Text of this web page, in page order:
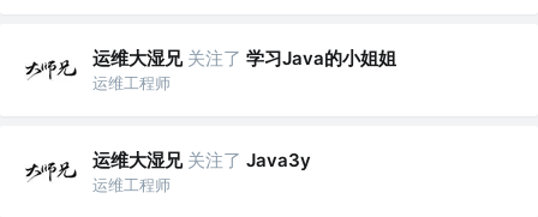
运维大湿兄 关注了 学习Java的小姐姐
运维工程师
运维大湿兄 关注了 Java3y
运维工程师